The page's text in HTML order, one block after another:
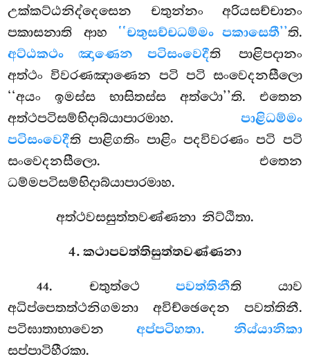
උක්කට්ඨනිද්දෙසෙන චතුන්නං අරියසච්චානං
පකාසනාති ආහ ‘‘චතුසච්චධම්මං පකාසෙතී’’ති.
අට්ඨකථං ඤාණෙන පටිසංවෙදීති පාළිපදානං
අත්ථං විවරණඤාණෙන පටි පටි සංවෙදනසීලො
‘‘අයං ඉමස්ස භාසිතස්ස අත්ථො’’ති. එතෙන
අත්ථපටිසම්භිදාබ්යාපාරමාහ. පාළිධම්මං
පටිසංවෙදීති පාළිගතිං පාළිං පදවිවරණං පටි පටි
සංවෙදනසීලො. එතෙන
ධම්මපටිසම්භිදාබ්යාපාරමාහ.
අත්ථවසසුත්තවණ්ණනා නිට්ඨිතා.
4. කථාපවත්තිසුත්තවණ්ණනා
44. චතුත්ථෙපවත්තිනීති යාව
අධිප්පෙතත්ථනිගමනා අවිච්ඡෙදෙන පවත්තිනී.
පටිඝාතාභාවෙන අප්පටිහතා. නිය්යානිකා
සප්පාටිහීරකා.